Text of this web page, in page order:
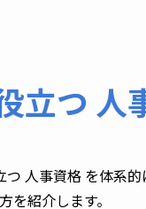
立つ 人
人事資格 を体系
を紹介します。